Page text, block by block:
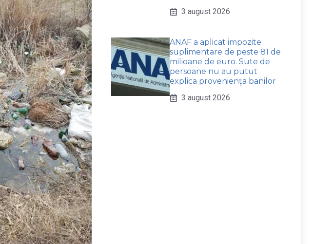
3 august 2026
ANAF a aplicat impozite
suplimentare de peste 81 de
milioane de euro. Sute de
persoane nu au putut
explica proveniența banilor
3 august 2026